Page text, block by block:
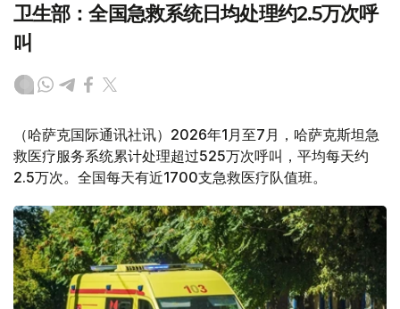
卫生部：全国急救系统日均处理约2.5万次呼
叫
（哈萨克国际通讯社讯）2026年1月至7月，哈萨克斯坦急
救医疗服务系统累计处理超过525万次呼叫，平均每天约
2.5万次。全国每天有近1700支急救医疗队值班。